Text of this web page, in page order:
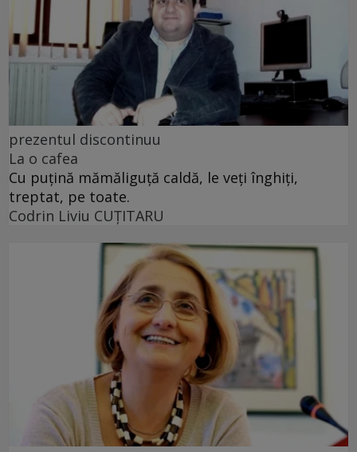
prezentul discontinuu
La o cafea
Cu puţină mămăliguţă caldă, le veţi înghiţi,
treptat, pe toate.
Codrin Liviu CUŢITARU